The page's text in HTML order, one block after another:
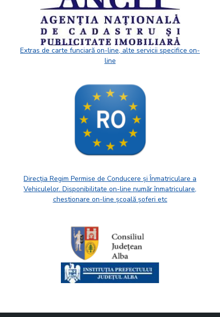
Extras de carte funciară on-line, alte servicii specifice on-
line
Direcția Regim Permise de Conducere și Înmatriculare a
Vehiculelor. Disponibilitate on-line număr înmatriculare,
chestionare on-line școală șoferi etc